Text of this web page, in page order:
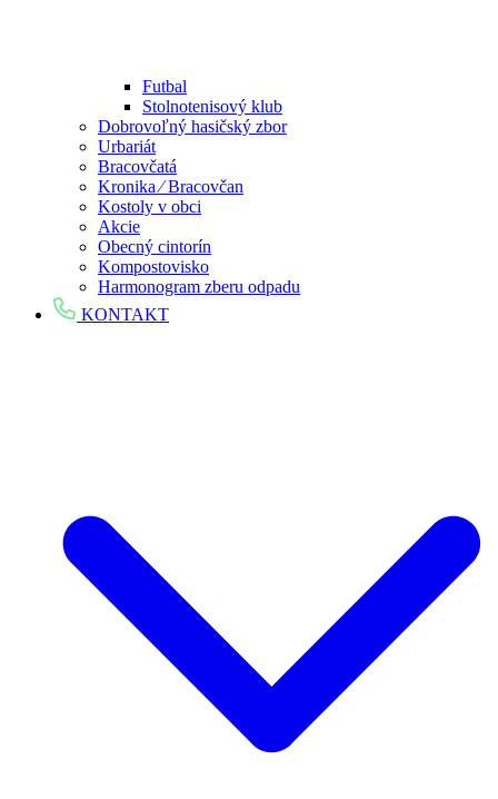
Futbal
Stolnotenisový klub
Dobrovoľný hasičský zbor
Urbariát
Bracovčatá
Kronika ⁄ Bracovčan
Kostoly v obci
Akcie
Obecný cintorín
Kompostovisko
Harmonogram zberu odpadu
KONTAKT